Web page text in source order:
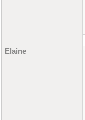
Elaine